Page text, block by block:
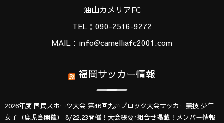
油山カメリアFC
TEL：090-2516-9272
MAIL：info@camelliafc2001.com
福岡サッカー情報
2026年度 国民スポーツ大会 第46回九州ブロック大会サッカー競技 少年
女子（鹿児島開催） 8/22.23開催！大会概要･組合せ掲載！メンバー情報